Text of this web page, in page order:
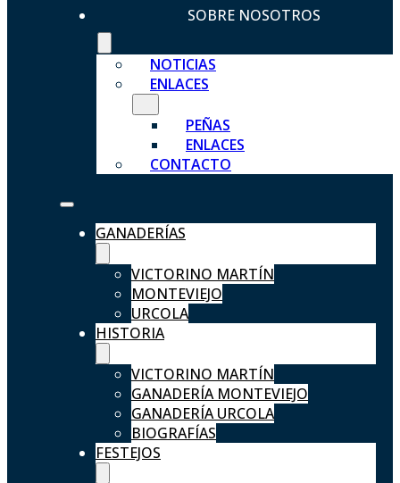
SOBRE NOSOTROS
NOTICIAS
ENLACES
PEÑAS
ENLACES
CONTACTO
GANADERÍAS
VICTORINO MARTÍN
MONTEVIEJO
URCOLA
HISTORIA
VICTORINO MARTÍN
GANADERÍA MONTEVIEJO
GANADERÍA URCOLA
BIOGRAFÍAS
FESTEJOS